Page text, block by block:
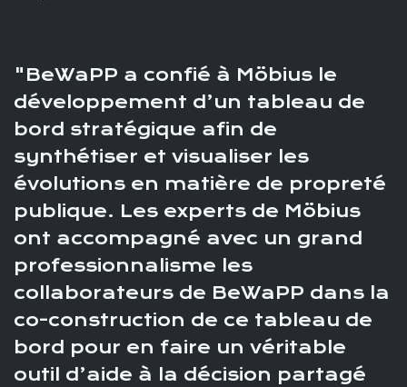
BeWaPP a confié à Möbius le
développement d’un tableau de
bord stratégique afin de
synthétiser et visualiser les
évolutions en matière de propreté
publique. Les experts de Möbius
ont accompagné avec un grand
professionnalisme les
collaborateurs de BeWaPP dans la
co-construction de ce tableau de
bord pour en faire un véritable
outil d’aide à la décision partagé